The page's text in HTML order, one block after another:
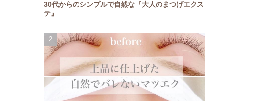
30代からのシンプルで自然な『大人のまつげエクス
テ』